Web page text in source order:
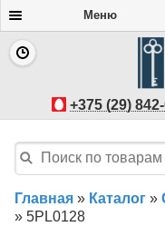
Меню
+375 (29)
Главная » Каталог »
» 5PL0128